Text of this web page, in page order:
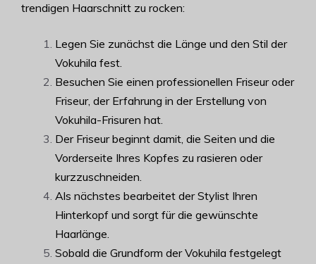
trendigen Haarschnitt zu rocken:
Legen Sie zunächst die Länge und den Stil der
Vokuhila fest.
Besuchen Sie einen professionellen Friseur oder
Friseur, der Erfahrung in der Erstellung von
Vokuhila-Frisuren hat.
Der Friseur beginnt damit, die Seiten und die
Vorderseite Ihres Kopfes zu rasieren oder
kurzzuschneiden.
Als nächstes bearbeitet der Stylist Ihren
Hinterkopf und sorgt für die gewünschte
Haarlänge.
Sobald die Grundform der Vokuhila festgelegt